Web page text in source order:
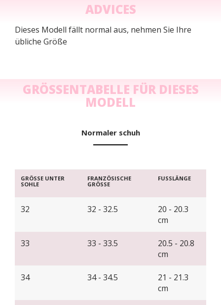
ADVICES
Dieses Modell fällt normal aus, nehmen Sie Ihre
übliche Größe
GRÖSSENTABELLE FÜR DIESES M
ODELL
Normaler schuh
GRÖSSE UNTER
SOHLE
FRANZÖSISCHE
GRÖSSE
FUSSLÄNGE
32 32 - 32.5
20 - 20.3
cm
33 33 - 33.5
20.5 - 20.8
cm
34 34 - 34.5
21 - 21.3
cm